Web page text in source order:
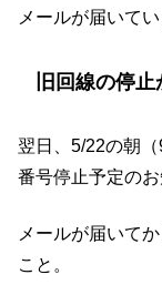
メールが届いてい
旧回線の停
翌日、5/22の朝
番号停止予定の
メールが届いて
こと。